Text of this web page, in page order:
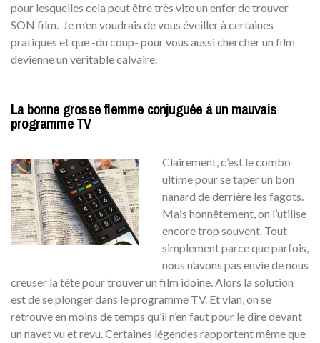
pour lesquelles cela peut être très vite un enfer de trouver
SON film. Je m’en voudrais de vous éveiller à certaines
pratiques et que -du coup- pour vous aussi chercher un film
devienne un véritable calvaire.
La bonne grosse flemme conjuguée à un mauvais
programme TV
Clairement, c’est le combo
ultime pour se taper un bon
nanard de derrière les fagots.
Mais honnêtement, on l’utilise
encore trop souvent. Tout
simplement parce que parfois,
nous n’avons pas envie de nous
creuser la tête pour trouver un film idoine. Alors la solution
est de se plonger dans le programme TV. Et vlan, on se
retrouve en moins de temps qu’il n’en faut pour le dire devant
un navet vu et revu. Certaines légendes rapportent même que